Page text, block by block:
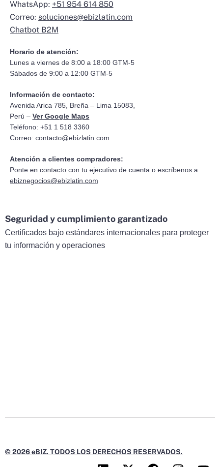
WhatsApp: +51 954 614 850
Correo: soluciones@ebizlatin.com
Chatbot B2M
Horario de atención:
Lunes a viernes de 8:00 a 18:00 GTM-5
Sábados de 9:00 a 12:00 GTM-5
Información de contacto:
Avenida Arica 785, Breña – Lima 15083,
Perú – Ver Google Maps
Teléfono: +51 1 518 3360
Correo: contacto@ebizlatin.com
Atención a clientes compradores:
Ponte en contacto con tu ejecutivo de cuenta o escríbenos a
ebiznegocios@ebizlatin.com
Seguridad y cumplimiento garantizado
Certificados bajo estándares internacionales para proteger
tu información y operaciones
© 2026 eBIZ. TODOS LOS DERECHOS RESERVADOS.
L X F I Y